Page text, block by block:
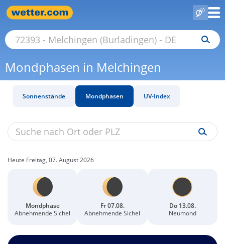
Mondphasen in Melchingen
Sonnenstände Mondphasen UV-Index
Heute Freitag, 07. August 2026
Mondphase
Abnehmende Sichel
Fr 07.08.
Abnehmende Sichel
Do 13.08.
Neumond